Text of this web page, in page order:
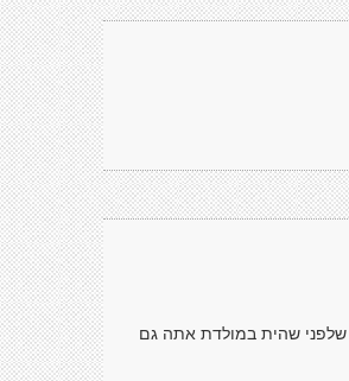
שלפני שהית במולדת אתה גם